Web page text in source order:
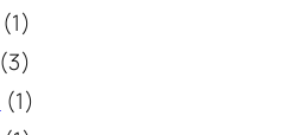
(1)
(3)
(1)